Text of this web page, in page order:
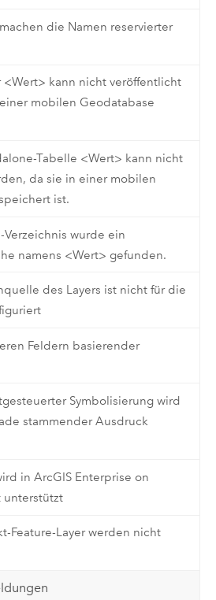
die Namen reservierter
<Wert> kann nicht veröffentlicht
mobilen Geodatabase
Tabelle <Wert> kann nicht
da sie in einer mobilen
ist.
Verzeichnis wurde ein
namens <Wert> gefunden.
des Layers ist nicht für die
Feldern basierender
Symbolisierung wird
stammender Ausdruck
in ArcGIS Enterprise on
unterstützt
Feature-Layer werden nicht